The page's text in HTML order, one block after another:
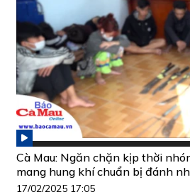
Cà Mau: Ngăn chặn kịp thời
mang hung khí chuẩn bị đánh
17/02/2025 17:05